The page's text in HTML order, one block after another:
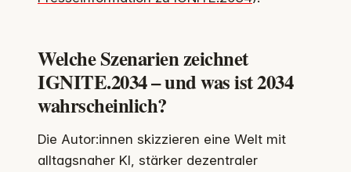
Welche Szenarien zeichnet
IGNITE.2034 – und was ist 2034
wahrscheinlich?
Die Autor:innen skizzieren eine Welt mit
alltagsnaher KI, stärker dezentraler